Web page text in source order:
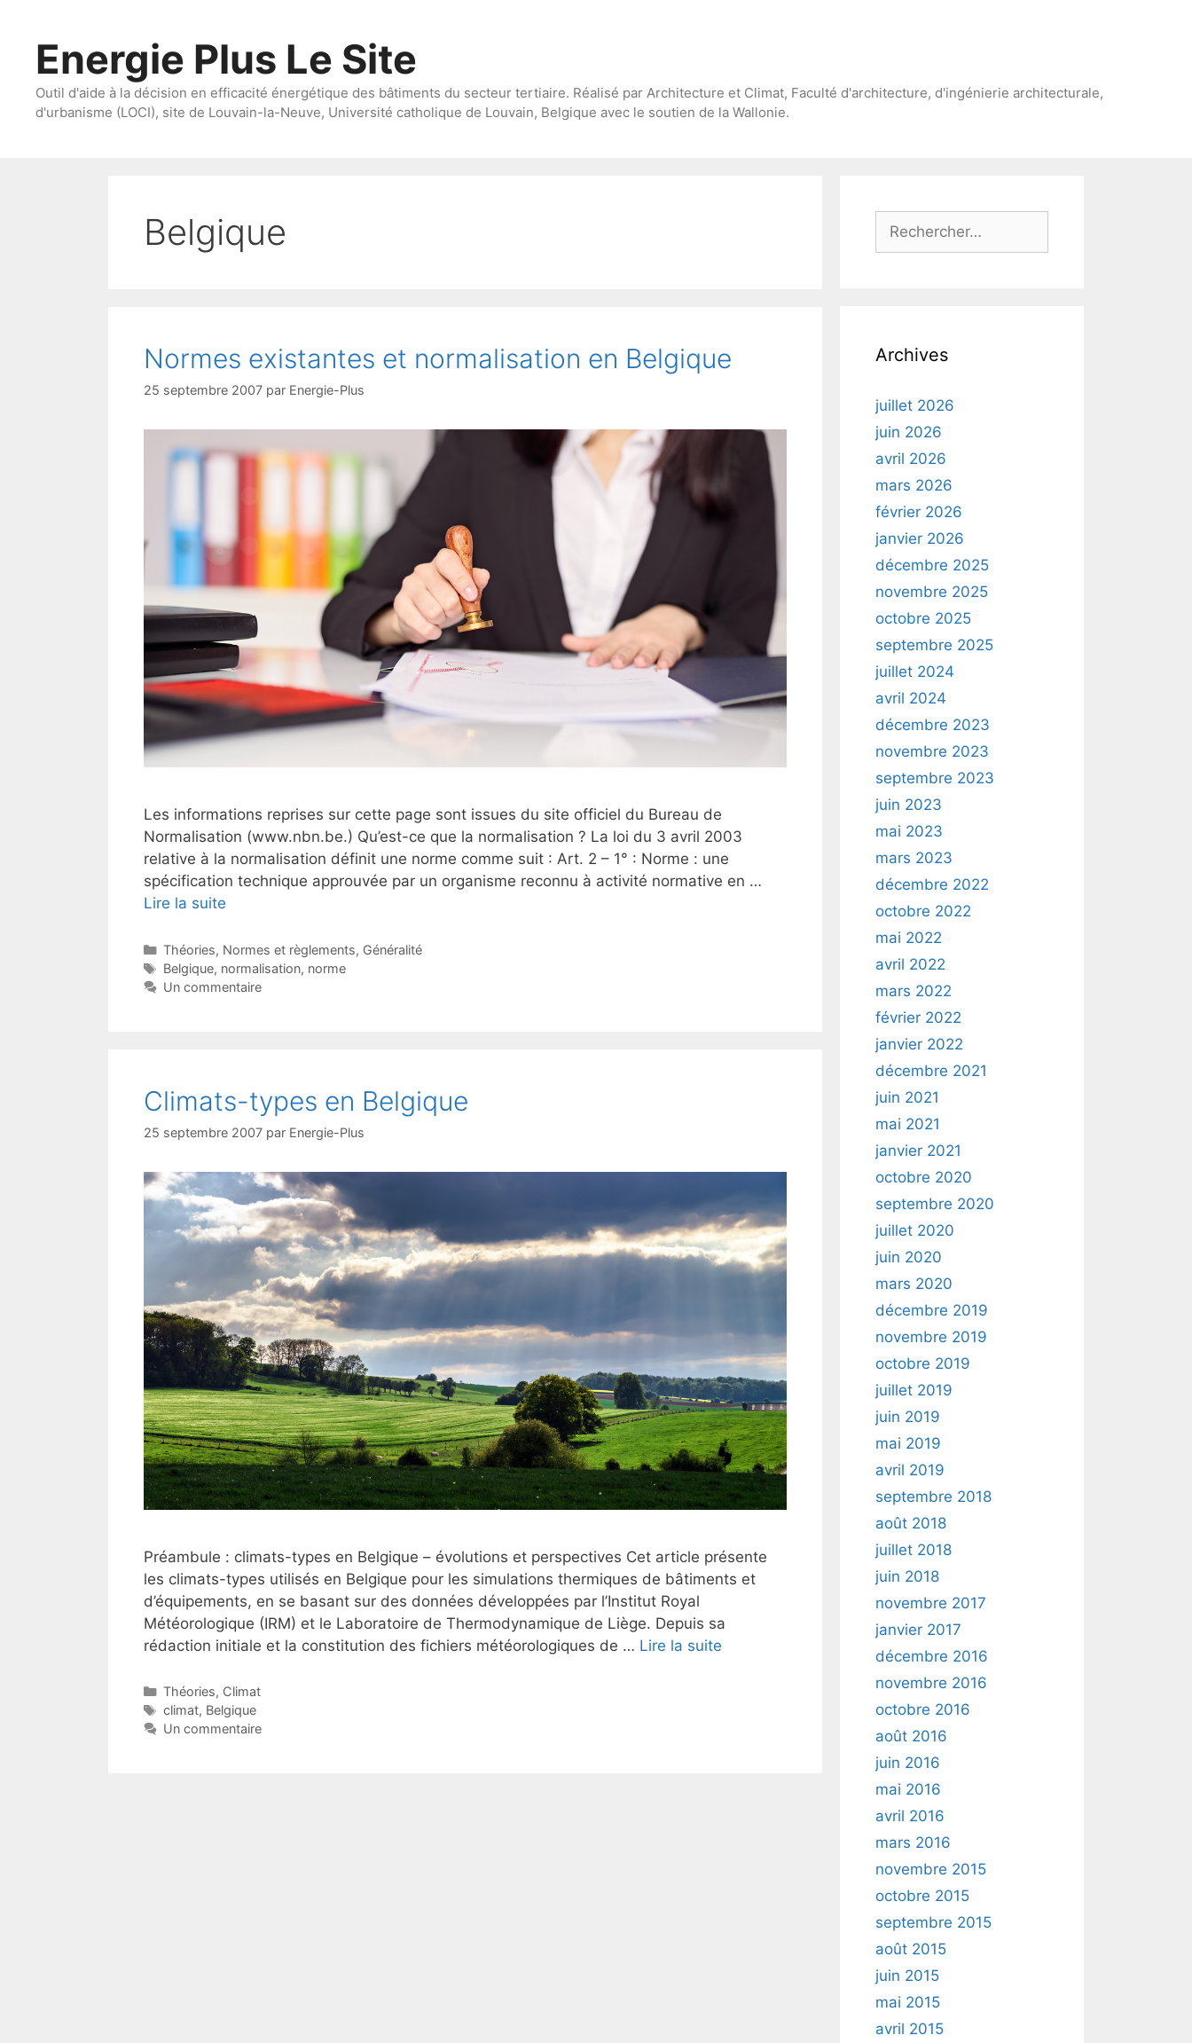
contenuEnergie Plus Le Site
Outil d'aide à la décision en efficacité énergétique des bâtiments du secteur tertiaire. Réalisé par Architecture et Climat, Faculté d'architecture, d'ingénierie architecturale,
d'urbanisme (LOCI), site de Louvain-la-Neuve, Université catholique de Louvain, Belgique avec le soutien de la Wallonie.
Belgique
Normes existantes et normalisation en Belgique
25 septembre 2007 par Energie-Plus
Les informations reprises sur cette page sont issues du site officiel du Bureau de
Normalisation (www.nbn.be.) Qu’est-ce que la normalisation ? La loi du 3 avril 2003
relative à la normalisation définit une norme comme suit : Art. 2 – 1° : Norme : une
spécification technique approuvée par un organisme reconnu à activité normative en …
Lire la suite
Catégories
Théories, Normes et règlements, Généralité
Étiquettes
Belgique, normalisation, norme
Un commentaire
Climats-types en Belgique
25 septembre 2007 par Energie-Plus
Préambule : climats-types en Belgique – évolutions et perspectives Cet article présente
les climats-types utilisés en Belgique pour les simulations thermiques de bâtiments et
d’équipements, en se basant sur des données développées par l’Institut Royal
Météorologique (IRM) et le Laboratoire de Thermodynamique de Liège. Depuis sa
rédaction initiale et la constitution des fichiers météorologiques de … Lire la suite
Catégories
Théories, Climat
Étiquettes
climat, Belgique
Un commentaire
Rechercher :
Archives
juillet 2026
juin 2026
avril 2026
mars 2026
février 2026
janvier 2026
décembre 2025
novembre 2025
octobre 2025
septembre 2025
juillet 2024
avril 2024
décembre 2023
novembre 2023
septembre 2023
juin 2023
mai 2023
mars 2023
décembre 2022
octobre 2022
mai 2022
avril 2022
mars 2022
février 2022
janvier 2022
décembre 2021
juin 2021
mai 2021
janvier 2021
octobre 2020
septembre 2020
juillet 2020
juin 2020
mars 2020
décembre 2019
novembre 2019
octobre 2019
juillet 2019
juin 2019
mai 2019
avril 2019
septembre 2018
août 2018
juillet 2018
juin 2018
novembre 2017
janvier 2017
décembre 2016
novembre 2016
octobre 2016
août 2016
juin 2016
mai 2016
avril 2016
mars 2016
novembre 2015
octobre 2015
septembre 2015
août 2015
juin 2015
mai 2015
avril 2015